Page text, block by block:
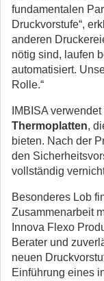
fundamentalen
Druckvorstufe“,
anderen
nötig sind, laufen
automatisiert.
Rolle.“
IMBISA
Thermoplatten,
bieten. Nach der
den
vollständig
Besonderes Lob
Zusammenarbeit
Innova Flexo
Berater und
neuen
Einführung eines